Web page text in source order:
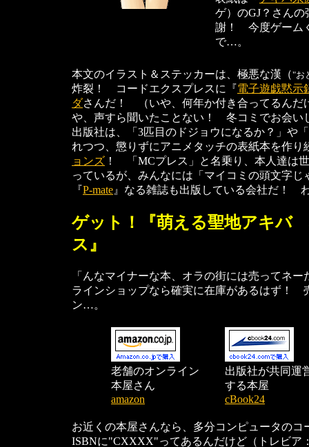
ゲ）のGJ？さん
謝！ 今度ゲーム
で…。
本文のイラスト＆ステッカーは、極悪な漢（"お
炸裂！ コードエクスプレスに『電子遊戯黙示
ダさんだ！ （いや、何年か付き合ってるんだ
や、声すら聞いたことない！ 冬コミでお会い
出版社は、「3匹目のドジョウになるか？」や
れつつ、懲りずにアニメタッチの表紙本を作り
ョンズ ！ 「MCプレス」と名乗り、本人達は
っているが、みんなには「マイコミの頭文字
『P-mate 』なる雑誌も出版している会社だ！
ゲット！『萌える聖地アキバ
ス』
「んなマイナーな本、オラの街には売ってネ
ラインショップなら確実に在庫があるはず！
ン…。
老舗のオンライン
本屋さん
amazon
出版社が共同運
する本屋
cBook24
お近くの本屋さんなら、多分コンピュータのコ
ISBNに"CXXXX"ってあるんだけど（トレビア